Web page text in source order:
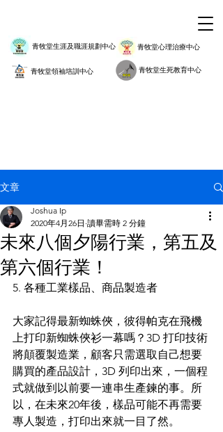
青牧堂生涯及職涯規劃中心 青牧堂心理治療中心
青牧堂領袖培訓中心 青牧堂生死教育中心
文章
未來八個夕陽行業，第五及
第六個行業！
Joshua Ip
2020年4月26日 讀畢需時 2 分鐘
5. 各種工業樣品、商品製造者
大家記得最新蜘蛛俠，彼得帕克在飛機
上打印新蜘蛛俠衫一幕嗎？3D 打印技術
將顛覆製造業，顧客只需選取自己想要
購買的產品設計，3D 列印出來，一個程
式就做到以前要一連串生產鍊的事。所
以，在未來20年後，樣品可能不再需要
專人製造，打印出來就一目了然。